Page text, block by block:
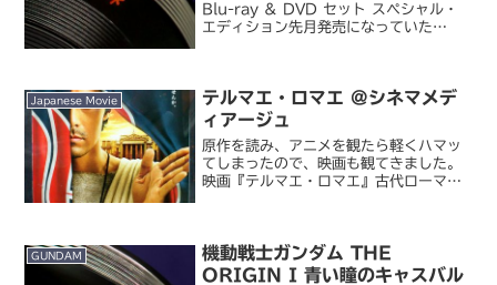
Blu-ray & DVD セット スペシャル・
エディション先月発売になっていた
Japanese Movie
テルマエ・ロマエ @シネマメデ
ィアージュ
原作を読み、アニメを観たら軽くハマッ
てしまったので、映画も観てきました。
映画『テルマエ・ロマエ』古代ローマの
（公衆浴場）については大真...
GUNDAM
機動戦士ガンダム THE
ORIGIN I 青い瞳のキャスバル